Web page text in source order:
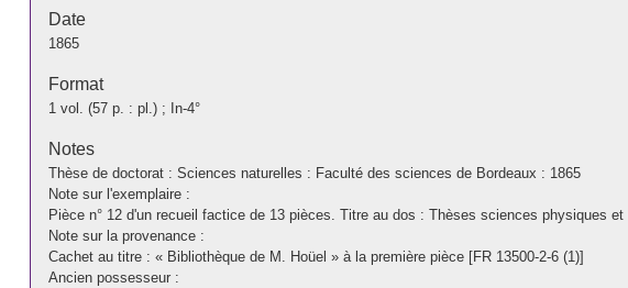
Date
1865
Format
1 vol. (57 p. : pl.) ; In-4°
Notes
Thèse de doctorat : Sciences naturelles : Faculté des sciences de Bordeaux : 1865
Note sur l'exemplaire :
Pièce n° 12 d'un recueil factice de 13 pièces. Titre au dos : Thèses sciences physiques et
Note sur la provenance :
Cachet au titre : « Bibliothèque de M. Hoüel » à la première pièce [FR 13500-2-6 (1)]
Ancien possesseur :